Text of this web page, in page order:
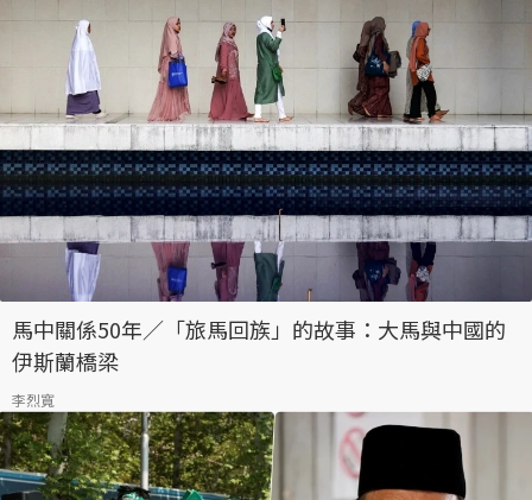
馬中關係50年／「旅馬回族」的故事：大馬與中國的
伊斯蘭橋梁
李烈寬